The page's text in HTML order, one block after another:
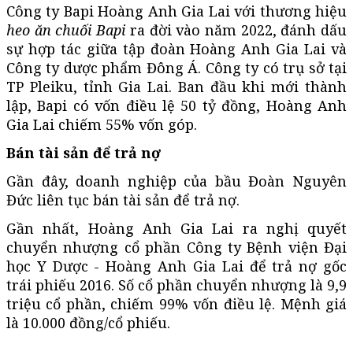
Công ty Bapi Hoàng Anh Gia Lai với thương hiệu
heo ăn chuối Bapi ra đời vào năm 2022, đánh dấu
sự hợp tác giữa tập đoàn Hoàng Anh Gia Lai và
Công ty dược phẩm Đông Á. Công ty có trụ sở tại
TP Pleiku, tỉnh Gia Lai. Ban đầu khi mới thành
lập, Bapi có vốn điều lệ 50 tỷ đồng, Hoàng Anh
Gia Lai chiếm 55% vốn góp.
Bán tài sản để trả nợ
Gần đây, doanh nghiệp của bầu Đoàn Nguyên
Đức liên tục bán tài sản để trả nợ.
Gần nhất, Hoàng Anh Gia Lai ra nghị quyết
chuyển nhượng cổ phần Công ty Bệnh viện Đại
học Y Dược - Hoàng Anh Gia Lai để trả nợ gốc
trái phiếu 2016. Số cổ phần chuyển nhượng là 9,9
triệu cổ phần, chiếm 99% vốn điều lệ. Mệnh giá
là 10.000 đồng/cổ phiếu.